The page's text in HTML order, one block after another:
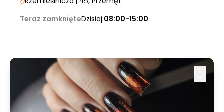
Teraz zamknięteDzisiaj:08:00-15:00